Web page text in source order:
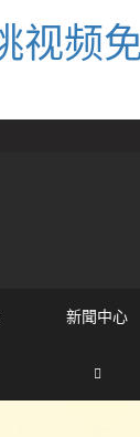
视频
新聞中心